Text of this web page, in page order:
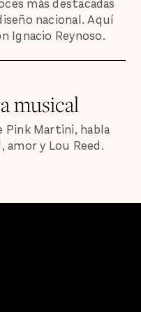
más destacadas
nacional. Aquí
Ignacio Reynoso.
musical
Pink Martini, habla
y Lou Reed.